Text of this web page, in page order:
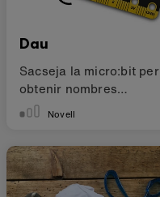
Dau
Sacseja la micro:bit per
obtenir nombres
aleatorisNovell